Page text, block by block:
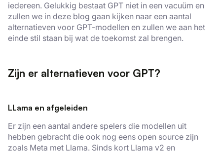
iedereen. Gelukkig bestaat GPT niet in een vacuüm en
zullen we in deze blog gaan kijken naar een aantal
alternatieven voor GPT-modellen en zullen we aan het
einde stil staan bij wat de toekomst zal brengen.
Zijn er alternatieven voor GPT?
LLama en afgeleiden
Er zijn een aantal andere spelers die modellen uit
hebben gebracht die ook nog eens open source zijn
zoals Meta met Llama. Sinds kort Llama v2 en